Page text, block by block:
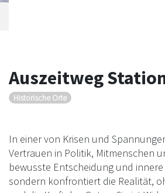
Auszeitweg
Historische Orte
In einer von Krisen und
Vertrauen in Politik, Mitmenschen
bewusste Entscheidung und
sondern konfrontiert die Realität,